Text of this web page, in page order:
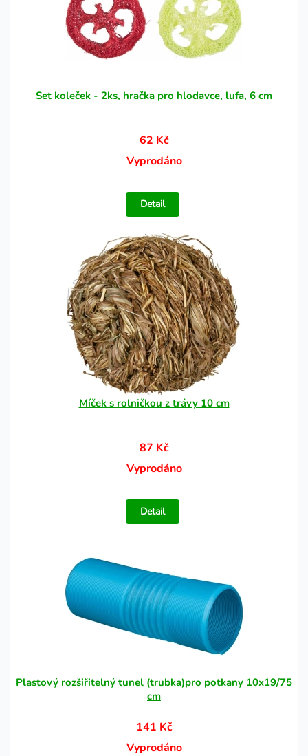
Set koleček - 2ks, hračka pro hlodavce, lufa, 6 cm
62 Kč
Vyprodáno
Detail
Míček s rolničkou z trávy 10 cm
87 Kč
Vyprodáno
Detail
Plastový rozšiřitelný tunel (trubka)pro potkany 10x19/75
cm
141 Kč
Vyprodáno